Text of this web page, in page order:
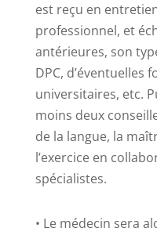
est reçu en
professionnel, et
antérieures, son
DPC,
universitaires, etc.
moins deux
de la langue, la
l’exercice en
spécialistes.
• Le médecin sera